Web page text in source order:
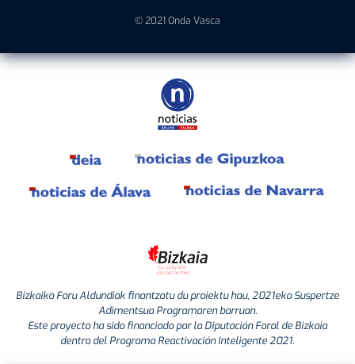
© 2021 Onda Vasca
Bizkaiko Foru Aldundiak finantzatu du proiektu hau, 2021eko Suspertze
Adimentsua Programaren barruan.
Este proyecto ha sido financiado por la Diputación Foral de Bizkaia
dentro del Programa Reactivación Inteligente 2021.